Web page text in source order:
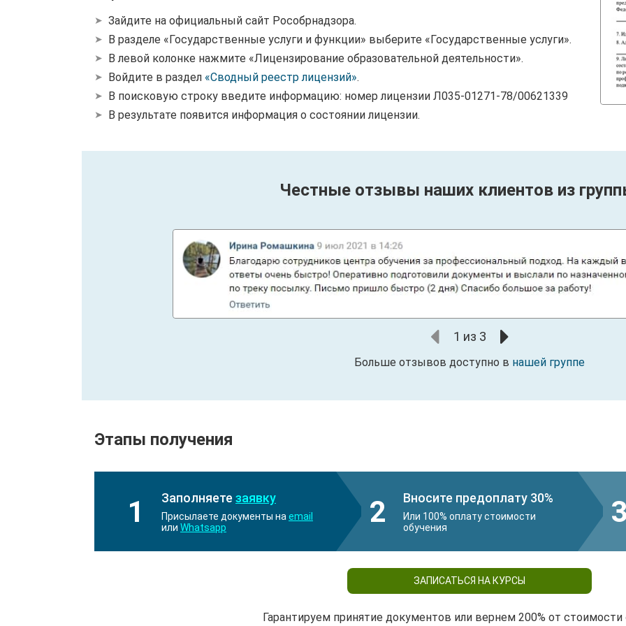
Зайдите на официальный сайт Рособрнадзора.
В разделе «Государственные услуги и функции» выберите «Государственные услуги».
В левой колонке нажмите «Лицензирование образовательной деятельности».
Войдите в раздел «Сводный реестр лицензий».
В поисковую строку введите информацию: номер лицензии Л035-01271-78/00621339
В результате появится информация о состоянии лицензии.
Честные отзывы наших клиентов из
1 из 3
Больше отзывов доступно в нашей группе
Этапы получения
1 Заполняете заявку
Присылаете документы на email
или Whatsapp 2 Вносите предоплату 30%
Или 100% оплату стоимости
обучения
ЗАПИСАТЬСЯ НА КУРСЫ
Гарантируем принятие документов или вернем 200% от стоимости